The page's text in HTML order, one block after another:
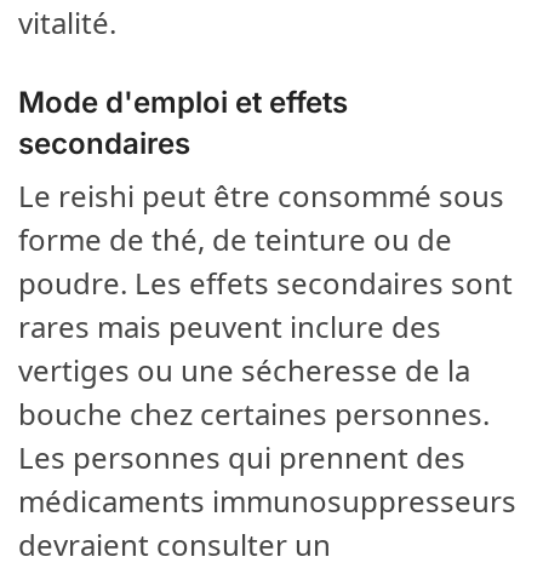
vitalité.
Mode d'emploi et effets
secondaires
Le reishi peut être consommé sous
forme de thé, de teinture ou de
poudre. Les effets secondaires sont
rares mais peuvent inclure des
vertiges ou une sécheresse de la
bouche chez certaines personnes.
Les personnes qui prennent des
médicaments immunosuppresseurs
devraient consulter un